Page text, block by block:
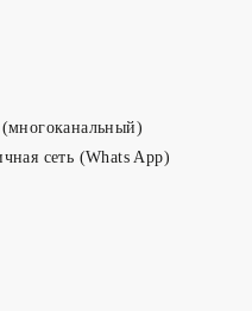
сеть (Whats App)